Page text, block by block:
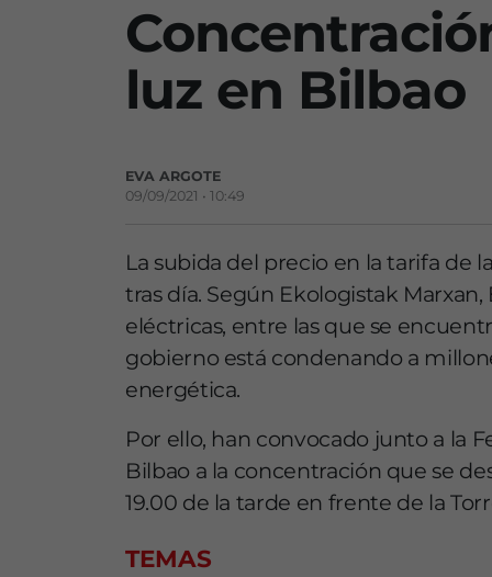
luz en Bilbao
EVA ARGOTE
09/09/2021 • 10:49
La subida del precio en la tarifa de
tras día. Según Ekologistak
eléctricas, entre las que se
gobierno está condenando a
energética.
Por ello, han convocado junto a la
Bilbao a la concentración que se
19.00 de la tarde en frente de la
TEMAS